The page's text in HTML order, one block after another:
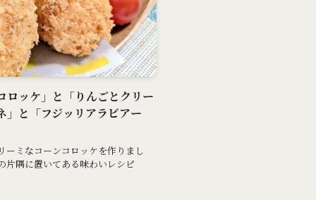
ッケ」と「りんごとクリー
」と「フジッリアラビアー
ーミなコーンコロッケを作りまし
片隅に置いてある味わいレシピ